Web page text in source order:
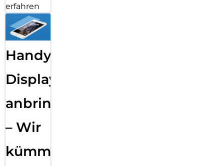
erfahren
Handy
Displayfolie
anbringen
– Wir
kümmern